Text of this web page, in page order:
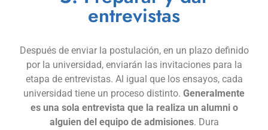
entrevistas
Después de enviar la postulación, en un plazo definido
por la universidad, enviarán las invitaciones para la
etapa de entrevistas. Al igual que los ensayos, cada
universidad tiene un proceso distinto. Generalmente
es una sola entrevista que la realiza un alumni o
alguien del equipo de admisiones. Dura